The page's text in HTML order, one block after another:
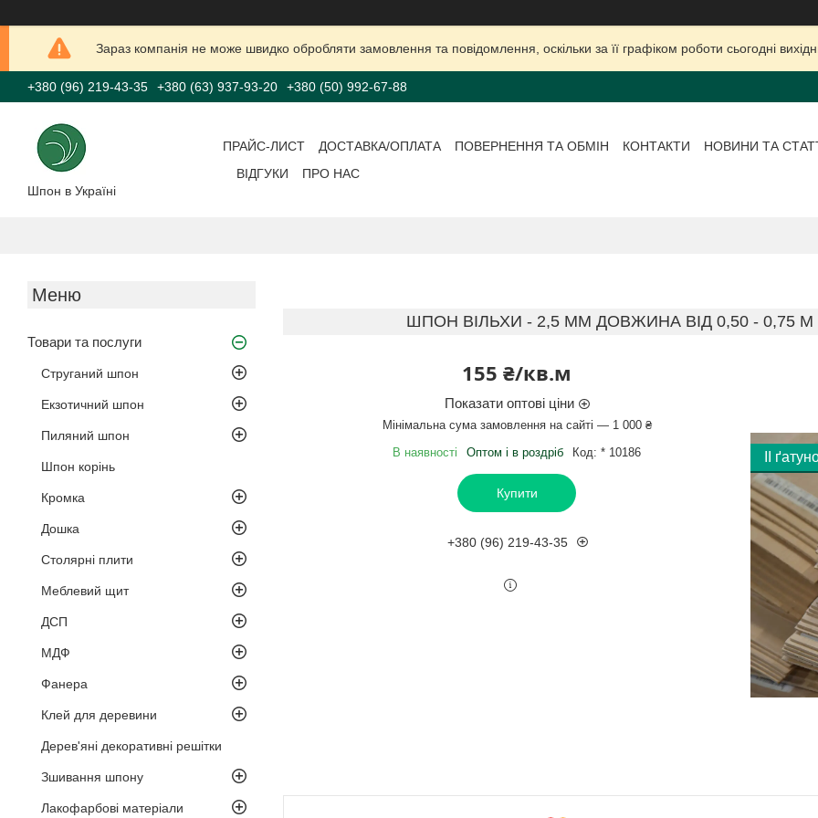
Зараз компанія не може швидко обробляти замовлення та повідомлення, оскільки за її графіком роботи сьогодні
+380 (96) 219-43-35 +380 (63) 937-93-20 +380 (50) 992-67-88
Шпон в Україні
ПРАЙС-ЛИСТ ДОСТАВКА/ОПЛАТА ПОВЕРНЕННЯ ТА ОБМІН КОНТАКТИ
НОВИНИ ТА
ВІДГУКИ
ПРО НАС
Товари та послуги
Струганий шпон
Екзотичний шпон
Пиляний шпон
Шпон корінь
Кромка
Дошка
Столярні плити
Меблевий щит
ДСП
МДФ
Фанера
Клей для деревини
Дерев'яні декоративні решітки
Зшивання шпону
Лакофарбові матеріали
ШПОН ВІЛЬХИ - 2,5 ММ ДОВЖИНА ВІД 0,50 - 0,75
155 ₴/кв.м
Показати оптові ціни
Мінімальна сума замовлення на сайті — 1 000 ₴
В наявності
Оптом і в роздріб Код: * 10186
Купити
+380 (96) 219-43-35
ІI